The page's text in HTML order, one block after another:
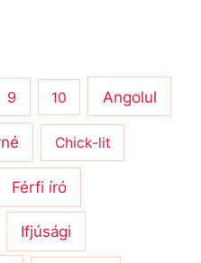
9 10 Angolul
Chick-lit
Férfi író
Ifjúsági